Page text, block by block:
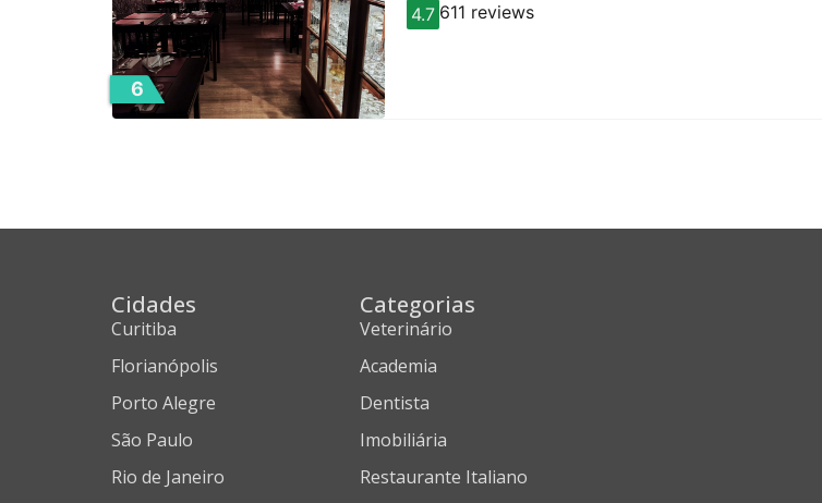
6
4.7 611 reviews
Cidades
Curitiba
Florianópolis
Porto Alegre
São Paulo
Rio de Janeiro
Categorias
Veterinário
Academia
Dentista
Imobiliária
Restaurante Italiano